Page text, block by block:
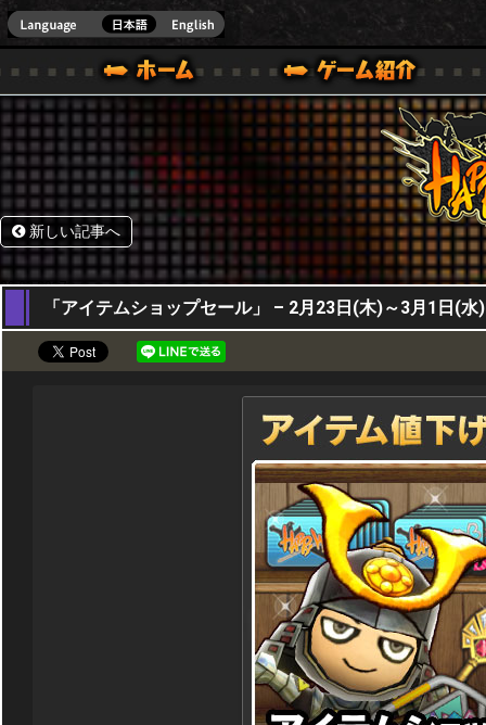
ONE VER.]
ガイド
ル｜HAPPY WARS(ハッピーウォーズ)公式サイト [ XBOX 360,XBOX ONE VER.]
サポート | HAPPY WARS(ハッピーウォーズ)公式サイ
新しい記事へ
23,02,2017
「アイテムショップセール」 – 2月23日(木)～3月1日(水)